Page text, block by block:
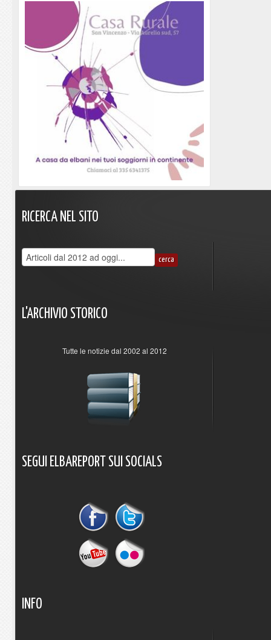
RICERCA NEL SITO
L'ARCHIVIO STORICO
Tutte le notizie dal 2002 al 2012
SEGUI ELBAREPORT SUI SOCIALS
INFO